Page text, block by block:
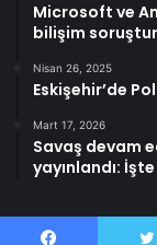
Microsoft ve
bilişim
Nisan 26, 2025
Eskişehir’de
Mart 17, 2026
Savaş devam
yayınlandı: